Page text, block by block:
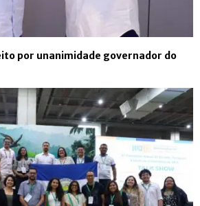
por unanimidade governador do